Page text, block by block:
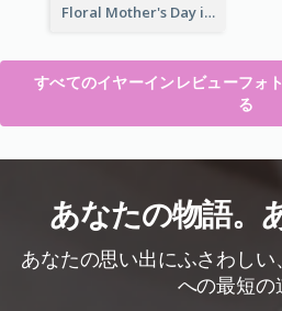
Floral Mother's Day in Review Photo Book
すべてのイヤーインレビューフォ
る
あなたの物語。
あなたの思い出にふさわし
への最短の